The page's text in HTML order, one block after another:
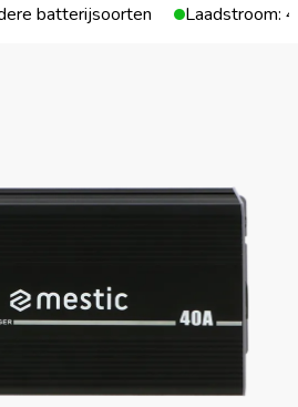
batterijsoorten Laadstroom: